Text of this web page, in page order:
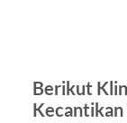
Berikut
Kecantikan